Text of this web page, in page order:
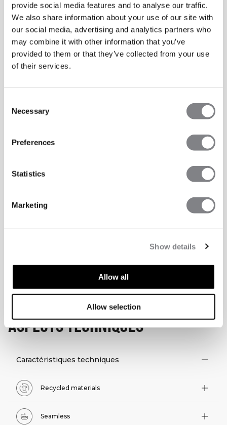
provide social media features and to analyse our traffic.
We also share information about your use of our site with
our social media, advertising and analytics partners who
may combine it with other information that you’ve
provided to them or that they’ve collected from your use
of their services.
Selection
Necessary
Preferences
Statistics
Marketing
Show details
Allow all
Allow selection
ASPECTS TECHNIQUES
Caractéristiques techniques
Recycled materials
Seamless